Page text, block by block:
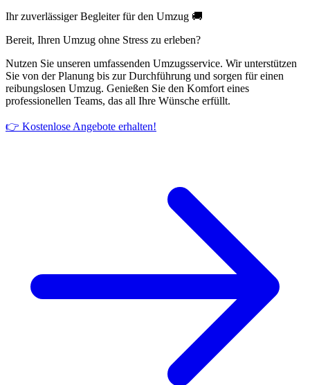
Ihr zuverlässiger Begleiter für den Umzug 🚚
Bereit, Ihren Umzug ohne Stress zu erleben?
Nutzen Sie unseren umfassenden Umzugsservice. Wir unterstützen
Sie von der Planung bis zur Durchführung und sorgen für einen
reibungslosen Umzug. Genießen Sie den Komfort eines
professionellen Teams, das all Ihre Wünsche erfüllt.
👉 Kostenlose Angebote erhalten!